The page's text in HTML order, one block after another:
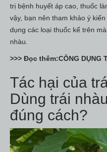
trị bệnh huyết áp cao, thuốc
vậy, bạn nên tham khảo ý
dụng các loại thuốc kể trên
nhàu.
>>> Đọc thêm:CÔNG DỤNG
Tác hại của
Dùng trái
đúng cách?